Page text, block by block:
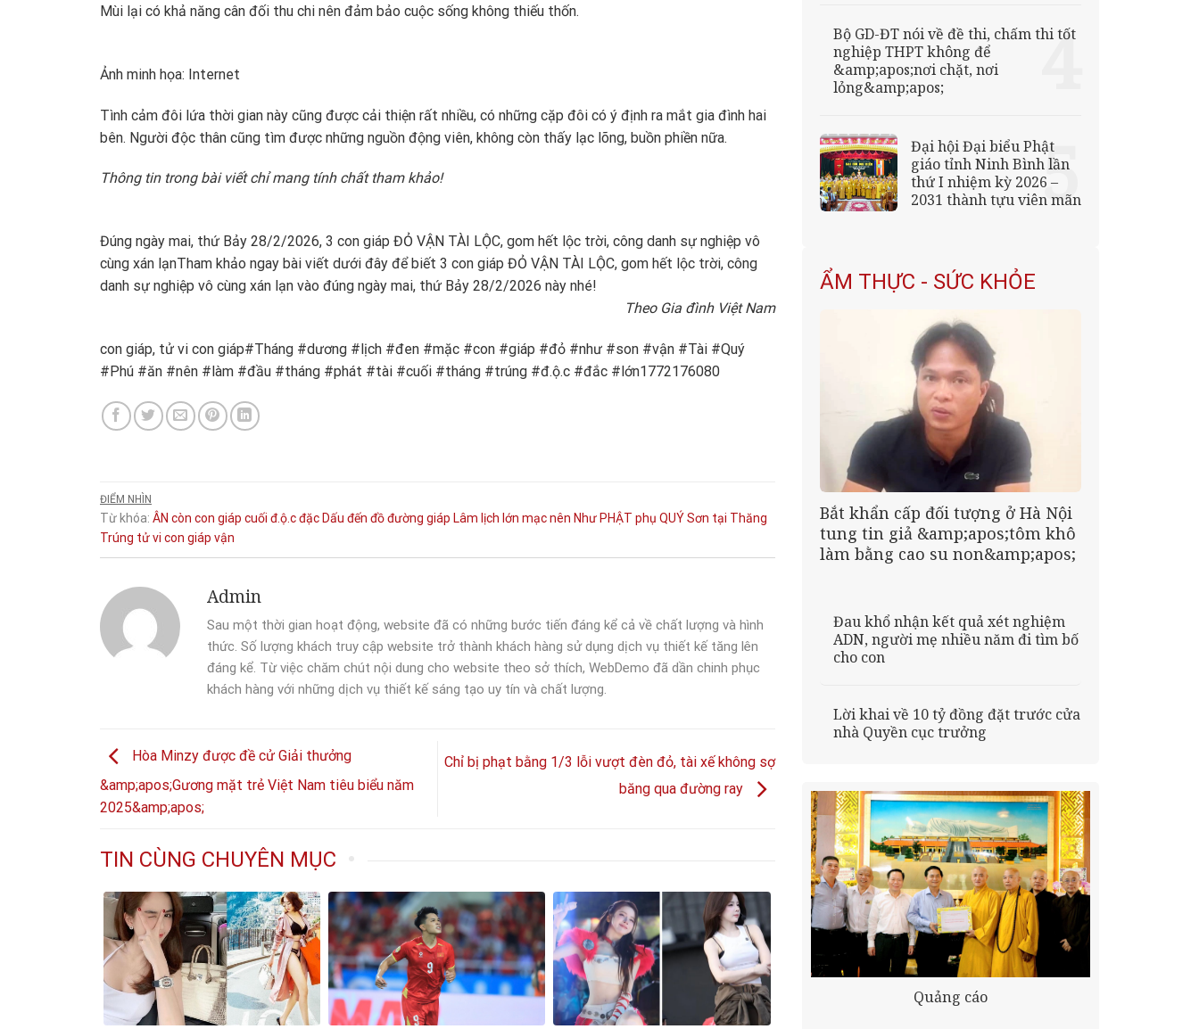
Mùi lại có khả năng cân đối thu chi nên đảm bảo cuộc sống không thiếu thốn.
Ảnh minh họa: Internet
Tình cảm đôi lứa thời gian này cũng được cải thiện rất nhiều, có những cặp đôi có ý định ra mắt gia đình hai
bên. Người độc thân cũng tìm được những nguồn động viên, không còn thấy lạc lõng, buồn phiền nữa.
Thông tin trong bài viết chỉ mang tính chất tham khảo!
Đúng ngày mai, thứ Bảy 28/2/2026, 3 con giáp ĐỎ VẬN TÀI LỘC, gom hết lộc trời, công danh sự nghiệp vô
cùng xán lạnTham khảo ngay bài viết dưới đây để biết 3 con giáp ĐỎ VẬN TÀI LỘC, gom hết lộc trời, công
danh sự nghiệp vô cùng xán lạn vào đúng ngày mai, thứ Bảy 28/2/2026 này nhé!
Theo Gia đình Việt Nam
con giáp, tử vi con giáp#Tháng #dương #lịch #đen #mặc #con #giáp #đỏ #như #son #vận #Tài #Quý
#Phú #ăn #nên #làm #đầu #tháng #phát #tài #cuối #tháng #trúng #đ.ộ.c #đắc #lớn1772176080
ĐIỂM NHÌN
Từ khóa: ÂN còn con giáp cuối đ.ộ.cđặc Dấu đến đồđường giáp Lâm lịch lớn mạcnên Như PHẬT phụ QUÝSơn tại Thăng
Trúng tử vi con giáp vận
Admin
Sau một thời gian hoạt động, website đã có những bước tiến đáng kể cả về chất lượng và hình
thức. Số lượng khách truy cập website trở thành khách hàng sử dụng dịch vụ thiết kế tăng lên
đáng kể. Từ việc chăm chút nội dung cho website theo sở thích, WebDemo đã dần chinh phục
khách hàng với những dịch vụ thiết kế sáng tạo uy tín và chất lượng.
Hòa Minzy được đề cử Giải thưởng
&amp;apos;Gương mặt trẻ Việt Nam tiêu biểu năm
2025&amp;apos;
Chỉ bị phạt bằng 1/3 lỗi vượt đèn đỏ, tài xế không sợ
băng qua đường ray
TIN CÙNG CHUYÊN MỤC
Bộ GD-ĐT nói về đề thi, chấm thi tốt
nghiệp THPT không để
&amp;apos;nơi chặt, nơi
lỏng&amp;apos;
Đại hội Đại biểu Phật
giáo tỉnh Ninh Bình lần
thứ I nhiệm kỳ 2026 –
2031 thành tựu viên mãn
ẨM THỰC - SỨC KHỎE
Bắt khẩn cấp đối tượng ở Hà Nội
tung tin giả &amp;apos;tôm khô
làm bằng cao su non&amp;apos;
Đau khổ nhận kết quả xét nghiệm
ADN, người mẹ nhiều năm đi tìm bố
cho con
Lời khai về 10 tỷ đồng đặt trước cửa
nhà Quyền cục trưởng
Quảng cáo